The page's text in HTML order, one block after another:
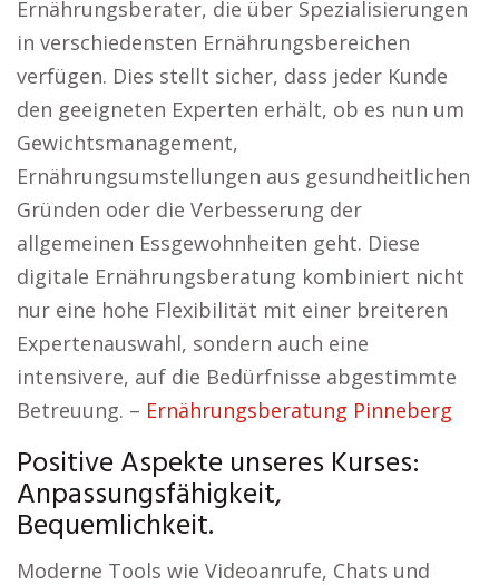
Ernährungsberater, die über Spezialisierungen
in verschiedensten Ernährungsbereichen
verfügen. Dies stellt sicher, dass jeder Kunde
den geeigneten Experten erhält, ob es nun um
Gewichtsmanagement,
Ernährungsumstellungen aus gesundheitlichen
Gründen oder die Verbesserung der
allgemeinen Essgewohnheiten geht. Diese
digitale Ernährungsberatung kombiniert nicht
nur eine hohe Flexibilität mit einer breiteren
Expertenauswahl, sondern auch eine
intensivere, auf die Bedürfnisse abgestimmte
Betreuung. – Ernährungsberatung Pinneberg
Positive Aspekte unseres Kurses:
Anpassungsfähigkeit,
Bequemlichkeit.
Moderne Tools wie Videoanrufe, Chats und